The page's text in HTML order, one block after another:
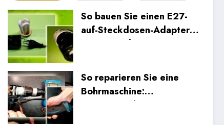
So bauen Sie einen E27-
auf-Steckdosen-Adapter
aus einer alten
So reparieren Sie eine
Bohrmaschine:
Systematische